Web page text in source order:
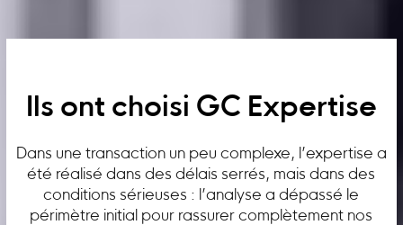
Ils ont choisi GC Expertise
Dans une transaction un peu complexe, l’expertise a
été réalisé dans des délais serrés, mais dans des
conditions sérieuses : l’analyse a dépassé le
périmètre initial pour rassurer complètement nos